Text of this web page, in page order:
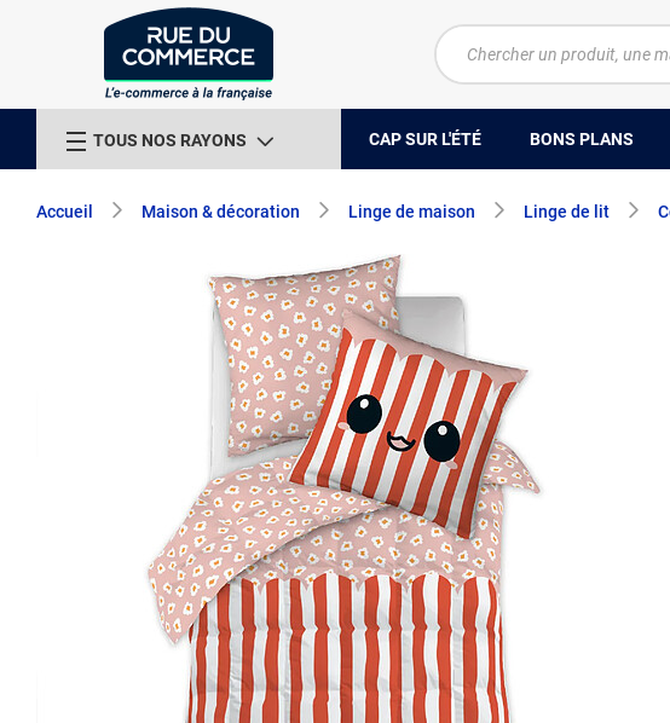
TOUS NOS RAYONS CAP SUR L'ÉTÉ BONS PLANS
Accueil Maison & décoration Linge de maison Linge de lit